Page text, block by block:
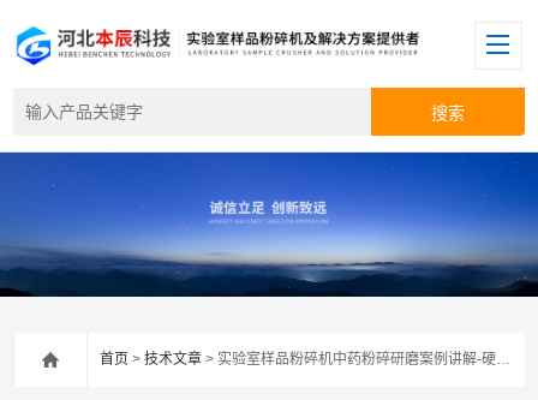
首页 >技术文章 > 实验室样品粉碎机中药粉碎研磨案例讲解-硬性脆性中草药